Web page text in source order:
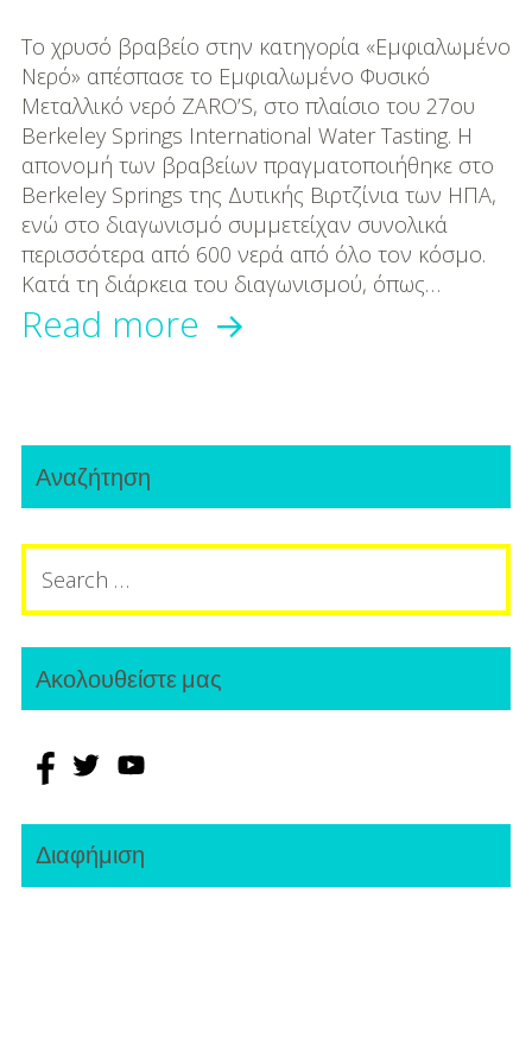
Διατροφή-Συνταγές
Συνταγές
Συμβουλές
Διατροφής
Υγεία – Ψυχολογία
Το χρυσό βραβείο στην κατηγορία «Εμφιαλωμένο
Νερό» απέσπασε το Εμφιαλωμένο Φυσικό
Μεταλλικό νερό ZARO’S, στο πλαίσιο του 27ου
Berkeley Springs International Water Tasting. Η
απονομή των βραβείων πραγματοποιήθηκε στο
Berkeley Springs της Δυτικής Βιρτζίνια των ΗΠΑ,
ενώ στο διαγωνισμό συμμετείχαν συνολικά
περισσότερα από 600 νερά από όλο τον κόσμο.
Κατά τη διάρκεια του διαγωνισμού, όπως…
Read more Ποιο
βραβεύτηκε
το
καλύτερο
του
Primary
Sidebar
Αναζήτηση
Search
for:
Ακολουθείστε μας
Διαφήμιση